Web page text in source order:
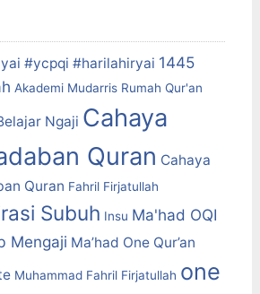
#ycpqi #harilahiryai 1445
Akademi Mudarris Rumah Qur'an
Ngaji Cahaya
Quran Cahaya
Quran Fahril Firjatullah
Subuh Insu Ma'had OQI
Mengaji Ma’had One Qur’an
Muhammad Fahril Firjatullah one